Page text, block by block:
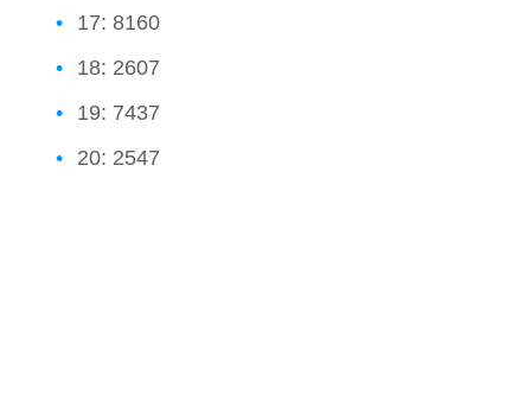
17: 8160
18: 2607
19: 7437
20: 2547